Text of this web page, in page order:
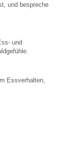
und bespreche
und
Essverhalten,